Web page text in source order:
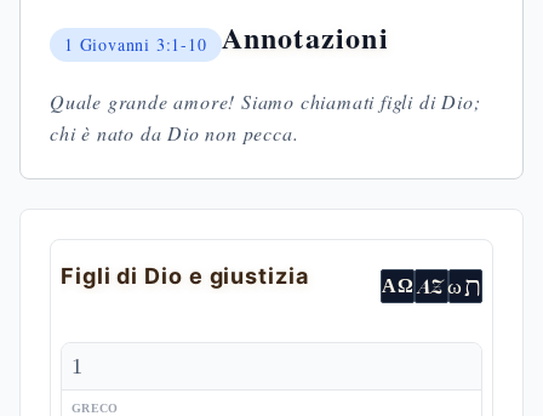
1 Giovanni 3:1-10 Annotazioni
Quale grande amore! Siamo chiamati figli di Dio;
chi è nato da Dio non pecca.
Figli di Dio e giustizia ΑΩ AZωת
1
GRECO